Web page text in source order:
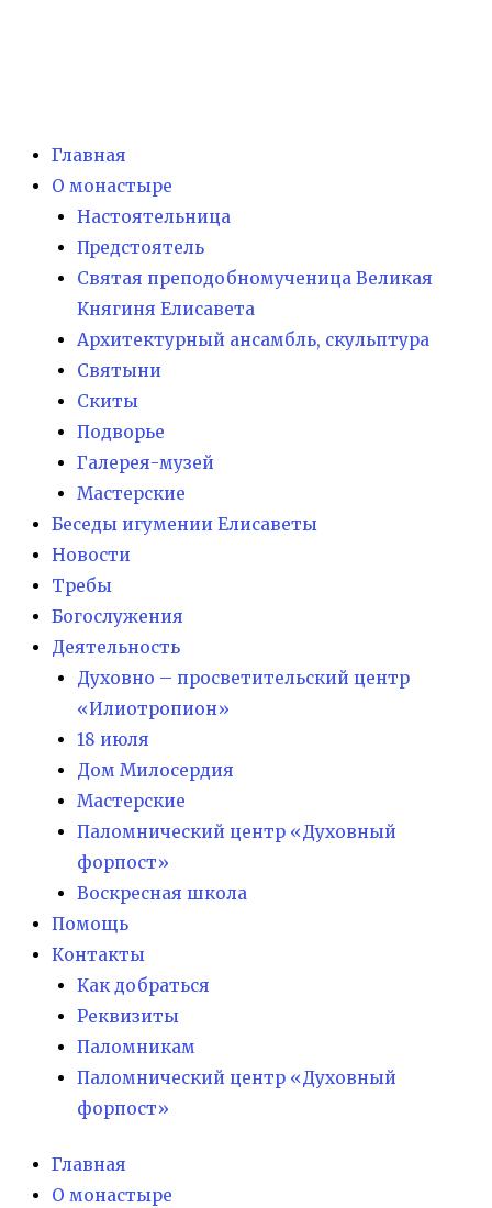
Главная
О монастыре
Настоятельница
Предстоятель
Святая преподобномученица Великая
Княгиня Елисавета
Архитектурный ансамбль, скульптура
Святыни
Скиты
Подворье
Галерея-музей
Мастерские
Беседы игумении Елисаветы
Новости
Требы
Богослужения
Деятельность
Духовно – просветительский центр
«Илиотропион»
18 июля
Дом Милосердия
Мастерские
Паломнический центр «Духовный
форпост»
Воскресная школа
Помощь
Контакты
Как добраться
Реквизиты
Паломникам
Паломнический центр «Духовный
форпост»
Главная
О монастыре